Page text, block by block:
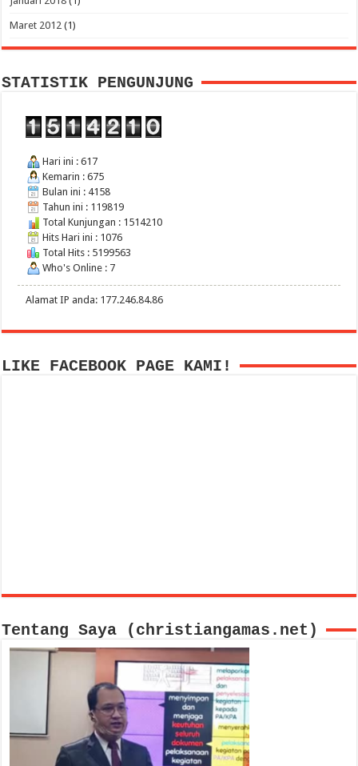
Maret 2012 (1)
STATISTIK PENGUNJUNG
Hari ini : 617
Kemarin : 675
Bulan ini : 4158
Tahun ini : 119819
Total Kunjungan : 1514210
Hits Hari ini : 1076
Total Hits : 5199563
Who's Online : 7
Alamat IP anda: 177.246.84.86
LIKE FACEBOOK PAGE KAMI!
Tentang Saya (christiangamas.net)